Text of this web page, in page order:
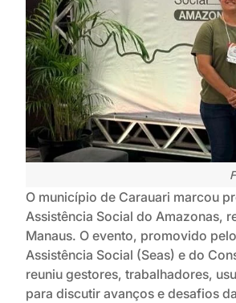
O município de Carauari marcou
Assistência Social do Amazonas,
Manaus. O evento, promovido
Assistência Social (Seas) e do
reuniu gestores, trabalhadores,
para discutir avanços e desafios